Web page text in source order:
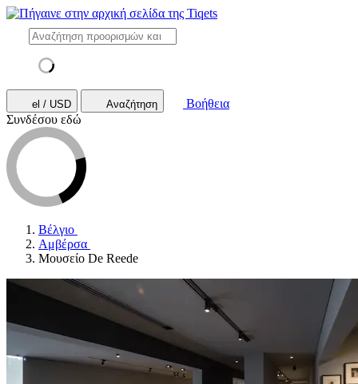
el / USD Αναζήτηση
Βοήθεια
Συνδέσου εδώ
Βέλγιο
Αμβέρσα
Μουσείο De Reede